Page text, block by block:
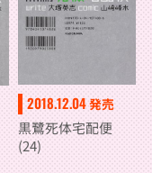
2018.12.04発売
黒鷺死体宅配便
(24)